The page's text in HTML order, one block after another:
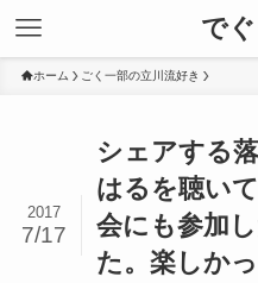
で
ホーム ごく一部の立川流好き
シェアする
はるを聴い
会にも参加
た。楽しか
2017
7/17